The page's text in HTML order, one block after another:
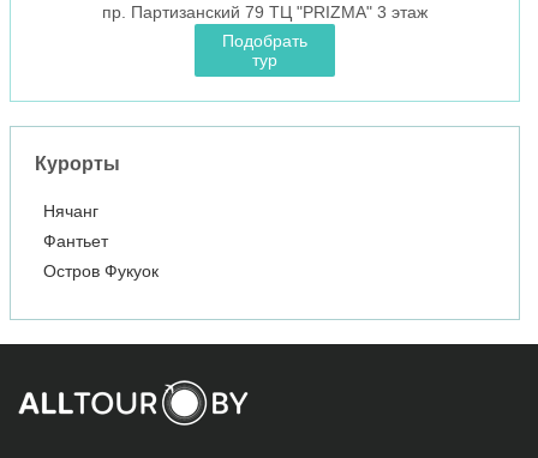
пр. Партизанский 79 ТЦ "PRIZMA" 3 этаж
Подобрать
тур
Курорты
Нячанг
Фантьет
Остров Фукуок